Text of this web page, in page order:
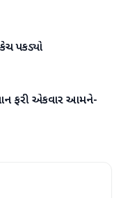
પકડ્યો
ફરી એકવાર આમને-